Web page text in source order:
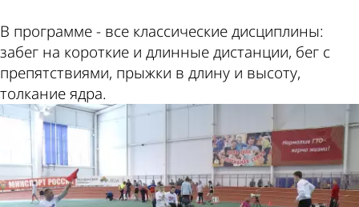
В программе - все классические дисциплины:
забег на короткие и длинные дистанции, бег с
препятствиями, прыжки в длину и высоту,
толкание ядра.